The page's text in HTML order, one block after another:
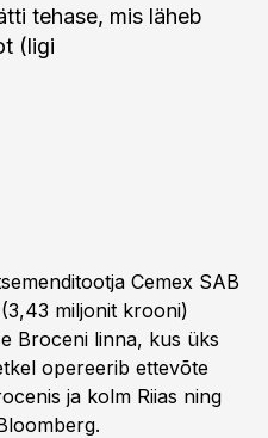
tehase, mis läheb
(ligi
Cemex SAB
miljonit krooni)
Broceni linna, kus üks
opereerib ettevõte
ja kolm Riias ning